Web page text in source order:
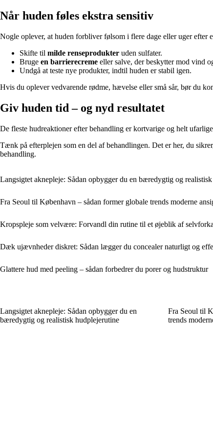
Når huden føles ekstra sensitiv
Nogle oplever, at huden forbliver følsom i flere dage eller uger efter
Skifte til milde renseprodukter uden sulfater.
Bruge en barrierecreme eller salve, der beskytter mod vind
Undgå at teste nye produkter, indtil huden er stabil igen.
Hvis du oplever vedvarende rødme, hævelse eller små sår, bør du
Giv huden tid – og nyd resultatet
De fleste hudreaktioner efter behandling er kortvarige og helt
Tænk på efterplejen som en del af behandlingen. Det er her, du
behandling.
Langsigtet aknepleje: Sådan opbygger du en bæredygtig og
Fra Seoul til København – sådan former globale trends moderne
Kropspleje som velvære: Forvandl din rutine til et øjeblik af
Dæk ujævnheder diskret: Sådan lægger du concealer naturligt og
Glattere hud med peeling – sådan forbedrer du porer og hudstruktur
Langsigtet aknepleje: Sådan opbygger du en
bæredygtig og realistisk hudplejerutine
Fra Seoul til
trends